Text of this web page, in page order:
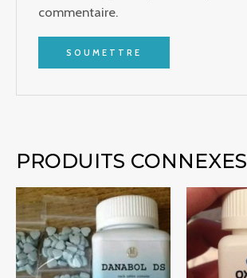
commentaire.
PRODUITS CONNEXES
Plage
de
prix :
€250.00
à
€2,250.00